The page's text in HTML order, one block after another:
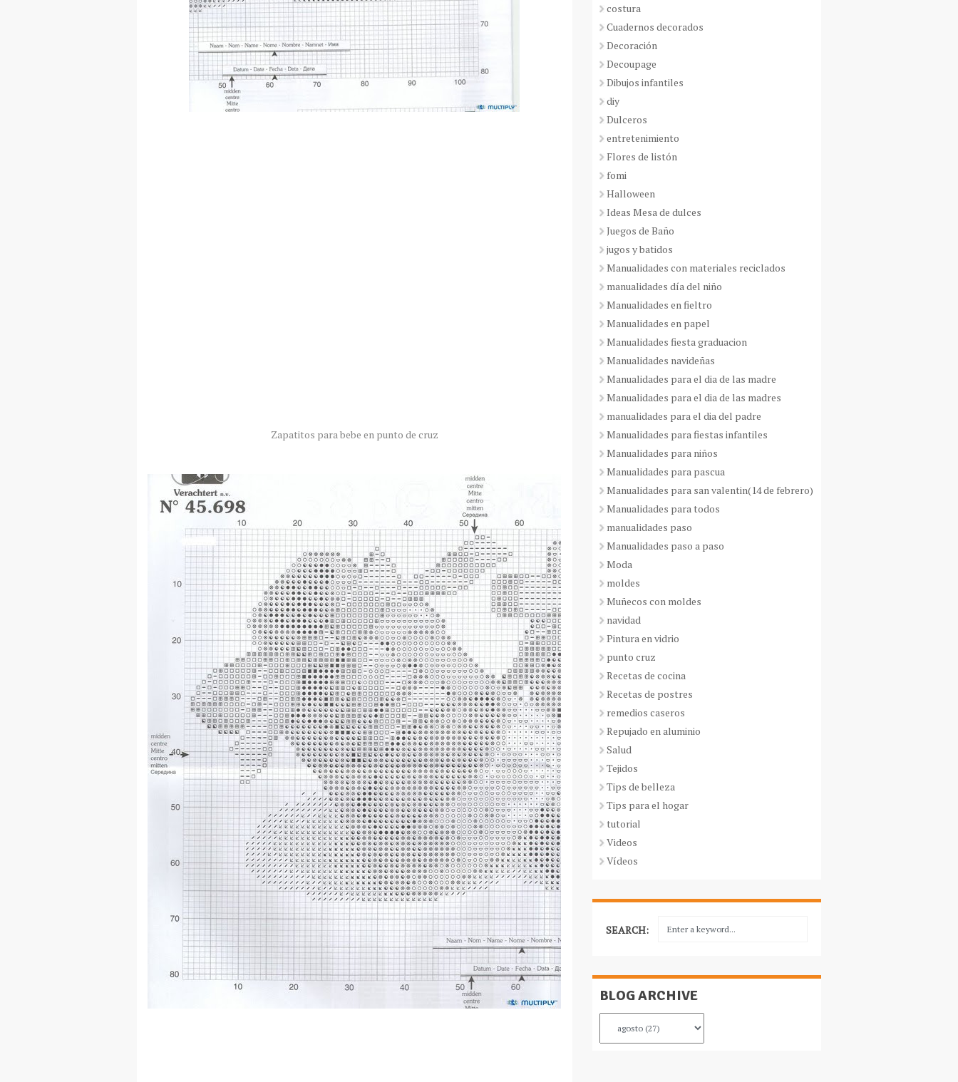
Zapatitos para bebe en punto de cruz
costura
Cuadernos decorados
Decoración
Decoupage
Dibujos infantiles
diy
Dulceros
entretenimiento
Flores de listón
fomi
Halloween
Ideas Mesa de dulces
Juegos de Baño
jugos y batidos
Manualidades con materiales reciclados
manualidades día del niño
Manualidades en fieltro
Manualidades en papel
Manualidades fiesta graduacion
Manualidades navideñas
Manualidades para el dia de las madre
Manualidades para el dia de las madres
manualidades para el dia del padre
Manualidades para fiestas infantiles
Manualidades para niños
Manualidades para pascua
Manualidades para san valentin(14 de febrero)
Manualidades para todos
manualidades paso
Manualidades paso a paso
Moda
moldes
Muñecos con moldes
navidad
Pintura en vidrio
punto cruz
Recetas de cocina
Recetas de postres
remedios caseros
Repujado en aluminio
Salud
Tejidos
Tips de belleza
Tips para el hogar
tutorial
Videos
Vídeos
SEARCH:
BLOG ARCHIVE